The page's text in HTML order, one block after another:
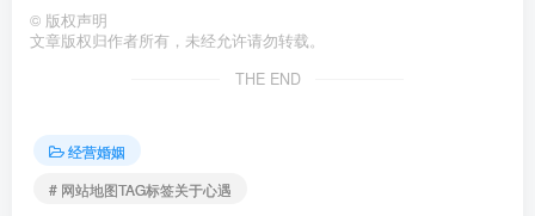
© 版权声明
文章版权归作者所有，未经允许请勿转载。
THE END
经营婚姻
# 网站地图TAG标签关于心遇